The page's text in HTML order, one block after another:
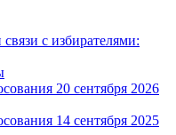
с избирателями:
20 сентября 2026
14 сентября 2025